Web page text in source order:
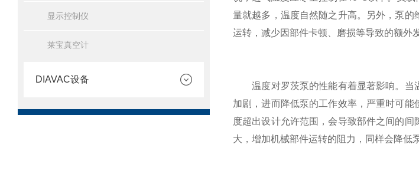
显示控制仪
莱宝真空计
DIAVAC设备
量就越多，温度自然随之升高。另外，泵
运转，减少因部件卡顿、磨损等导致的额外
温度对罗茨泵的性能有着显著影响。当
加剧，进而降低泵的工作效率，严重时可
度超出设计允许范围，会导致部件之间的
大，增加机械部件运转的阻力，同样会降低